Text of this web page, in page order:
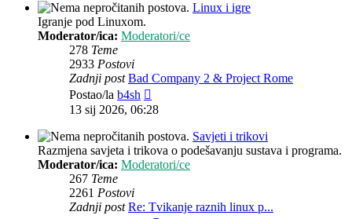
Linux i igre
Igranje pod Linuxom.
Moderator/ica: Moderatori/ce
278 Teme
2933 Postovi
Zadnji post Bad Company 2 & Project Rome
Postao/la b4sh
post
13 sij 2026, 06:28
Savjeti i trikovi
Razmjena savjeta i trikova o podešavanju sustava i programa.
Moderator/ica: Moderatori/ce
267 Teme
2261 Postovi
Zadnji post Re: Tvikanje raznih linux p...